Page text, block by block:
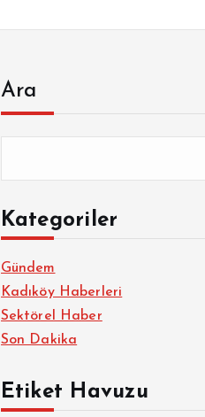
Ara
Kategoriler
Gündem
Kadıköy Haberleri
Sektörel Haber
Son Dakika
Etiket Havuzu